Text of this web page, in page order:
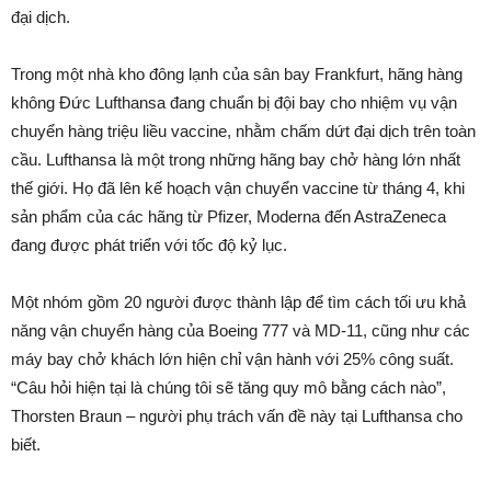
đại dịch.
Trong một nhà kho đông lạnh của sân bay Frankfurt, hãng hàng
không Đức Lufthansa đang chuẩn bị đội bay cho nhiệm vụ vận
chuyển hàng triệu liều vaccine, nhằm chấm dứt đại dịch trên toàn
cầu. Lufthansa là một trong những hãng bay chở hàng lớn nhất
thế giới. Họ đã lên kế hoạch vận chuyển vaccine từ tháng 4, khi
sản phẩm của các hãng từ Pfizer, Moderna đến AstraZeneca
đang được phát triển với tốc độ kỷ lục.
Một nhóm gồm 20 người được thành lập để tìm cách tối ưu khả
năng vận chuyển hàng của Boeing 777 và MD-11, cũng như các
máy bay chở khách lớn hiện chỉ vận hành với 25% công suất.
“Câu hỏi hiện tại là chúng tôi sẽ tăng quy mô bằng cách nào”,
Thorsten Braun – người phụ trách vấn đề này tại Lufthansa cho
biết.